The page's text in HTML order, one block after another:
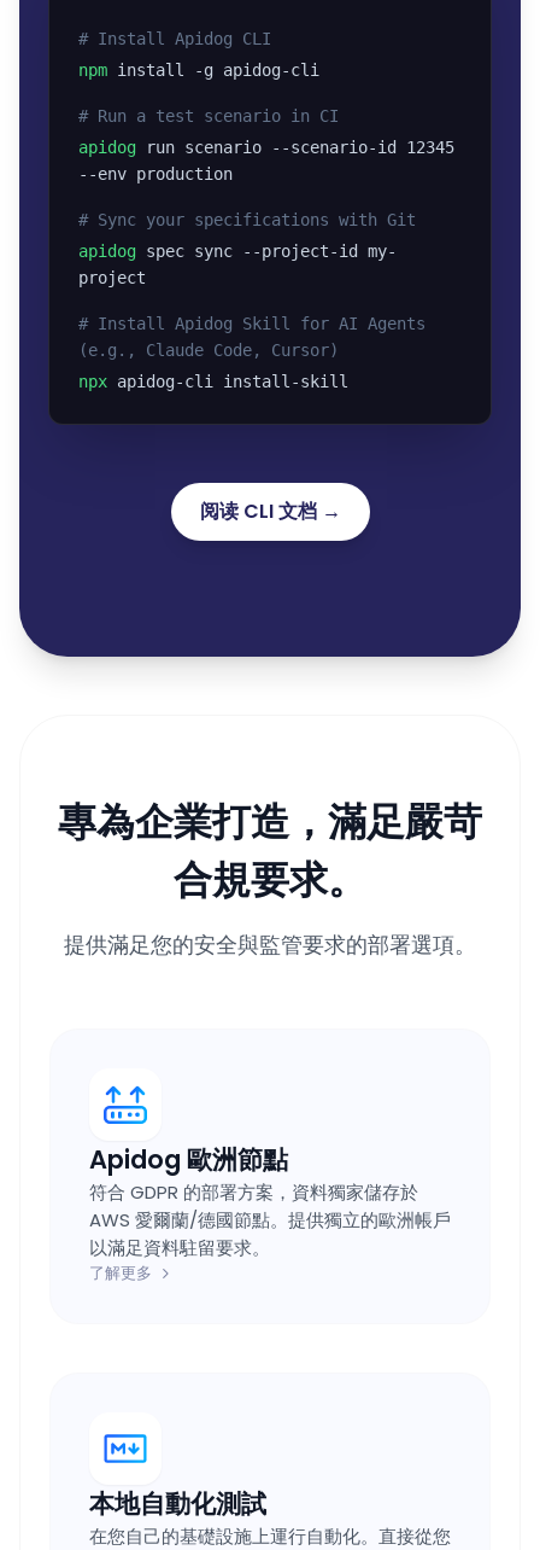
# Install Apidog CLI
npm install -g apidog-cli
# Run a test scenario in CI
apidog run scenario --scenario-id 12345
--env production
# Sync your specifications with Git
apidog spec sync --project-id my-
project
# Install Apidog Skill for AI Agents
(e.g., Claude Code, Cursor)
npx apidog-cli install-skill
阅读 CLI 文档 →
專為企業打造，滿足嚴苛
合規要求。
提供滿足您的安全與監管要求的部署選項。
Apidog 歐洲節點
符合 GDPR 的部署方案，資料獨家儲存於
AWS 愛爾蘭/德國節點。提供獨立的歐洲帳戶
以滿足資料駐留要求。
了解更多
本地自動化測試
在您自己的基礎設施上運行自動化。直接從您